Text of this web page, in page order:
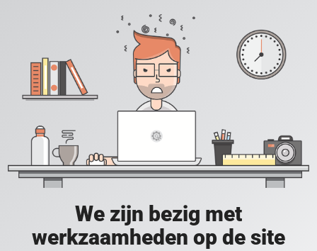
We zijn bezig met
werkzaamheden op de site